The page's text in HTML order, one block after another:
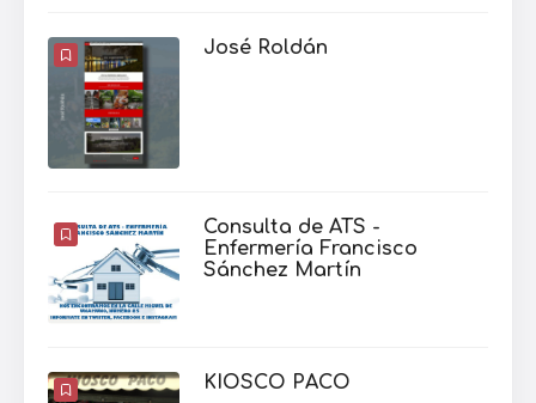
José Roldán
Consulta de ATS -
Enfermería Francisco
Sánchez Martín
KIOSCO PACO